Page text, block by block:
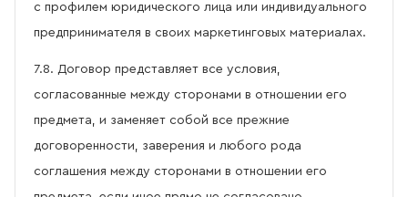
с профилем юридического лица или индивидуального
предпринимателя в своих маркетинговых материалах.
7.8. Договор представляет все условия,
согласованные между сторонами в отношении его
предмета, и заменяет собой все прежние
договоренности, заверения и любого рода
соглашения между сторонами в отношении его